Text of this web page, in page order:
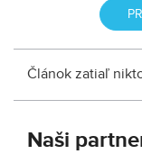
Článok zatiaľ
Naši